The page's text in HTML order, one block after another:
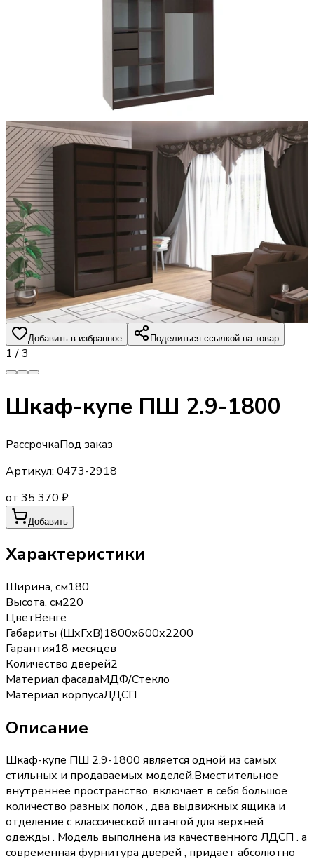
Добавить в избранное Поделиться ссылкой на товар
1 /3
Шкаф-купе ПШ 2.9-1800
РассрочкаПод заказ
Артикул: 0473-2918
от 35 370 ₽
Добавить
Характеристики
Ширина, см180
Высота, см220
ЦветВенге
Габариты (ШхГхВ)1800х600х2200
Гарантия18 месяцев
Количество дверей2
Материал фасадаМДФ/Стекло
Материал корпусаЛДСП
Описание
Шкаф-купе ПШ 2.9-1800 является одной из самых
стильных и продаваемых моделей.Вместительное
внутреннее пространство, включает в себя большое
количество разных полок , два выдвижных ящика и
отделение с классической штангой для верхней
одежды . Модель выполнена из качественного ЛДСП . а
современная фурнитура дверей , придает абсолютно